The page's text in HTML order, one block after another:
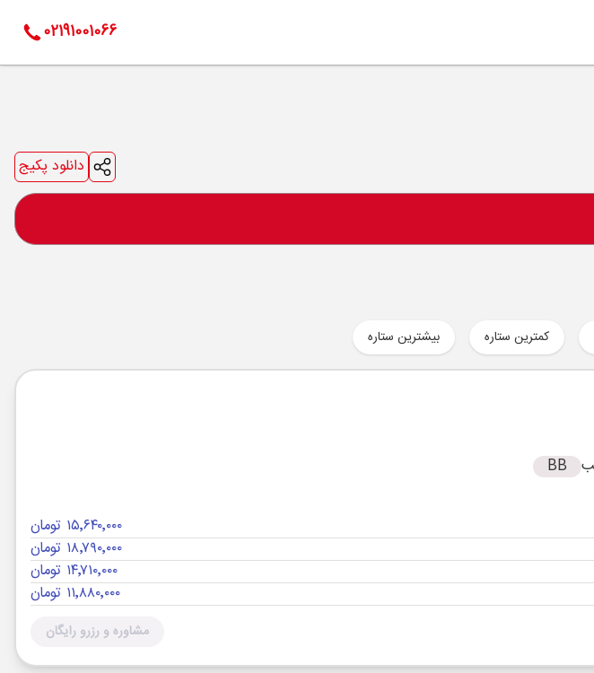
02191001066
دانلود پکیج
کمترین ستاره بیشترین ستاره
BB
۱۵٬۶۴۰٬۰۰۰ تومان
۱۸٬۷۹۰٬۰۰۰ تومان
۱۴٬۷۱۰٬۰۰۰ تومان
۱۱٬۸۸۰٬۰۰۰ تومان
مشاوره و رزرو رایگان